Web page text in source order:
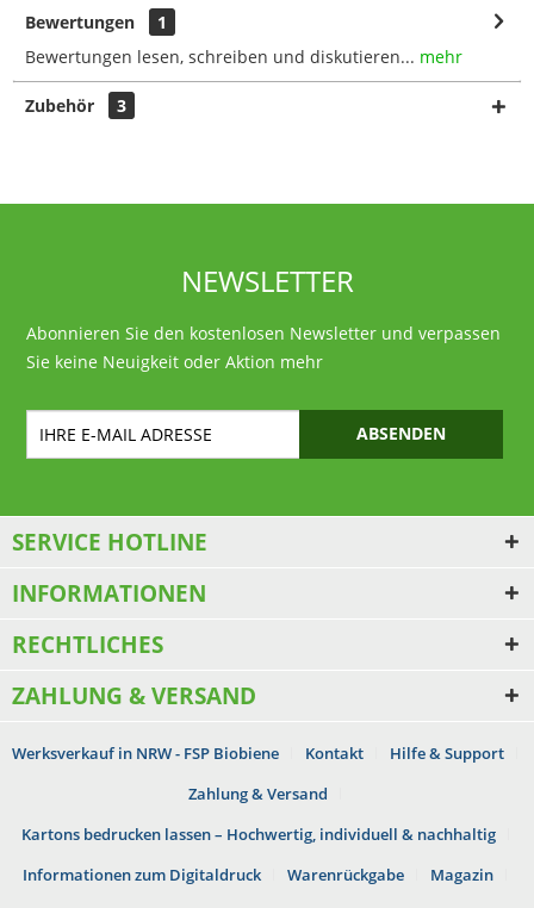
Bewertungen
1
Bewertungen lesen, schreiben und diskutieren... mehr
Zubehör 3
NEWSLETTER
Abonnieren Sie den kostenlosen Newsletter und verpassen
Sie keine Neuigkeit oder Aktion mehr
ABSENDEN
SERVICE HOTLINE
INFORMATIONEN
RECHTLICHES
ZAHLUNG & VERSAND
Werksverkauf in NRW - FSP Biobiene Kontakt
Hilfe & Support
Zahlung & Versand
Kartons bedrucken lassen – Hochwertig, individuell & nachhaltig
Informationen zum Digitaldruck
Warenrückgabe
Magazin